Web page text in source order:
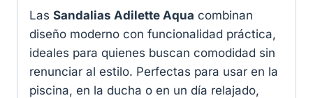
Las Sandalias Adilette Aqua combinan
diseño moderno con funcionalidad práctica,
ideales para quienes buscan comodidad sin
renunciar al estilo. Perfectas para usar en la
piscina, en la ducha o en un día relajado,